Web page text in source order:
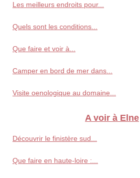
Les meilleurs endroits pour...
Quels sont les conditions...
Que faire et voir à...
Camper en bord de mer dans...
Visite oenologique au domaine...
A voir à Elne
Découvrir le finistère sud...
Que faire en haute-loire :...